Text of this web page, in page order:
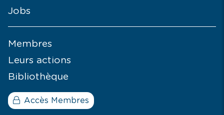
Jobs
Membres
Leurs actions
Bibliothèque
Accès Membres